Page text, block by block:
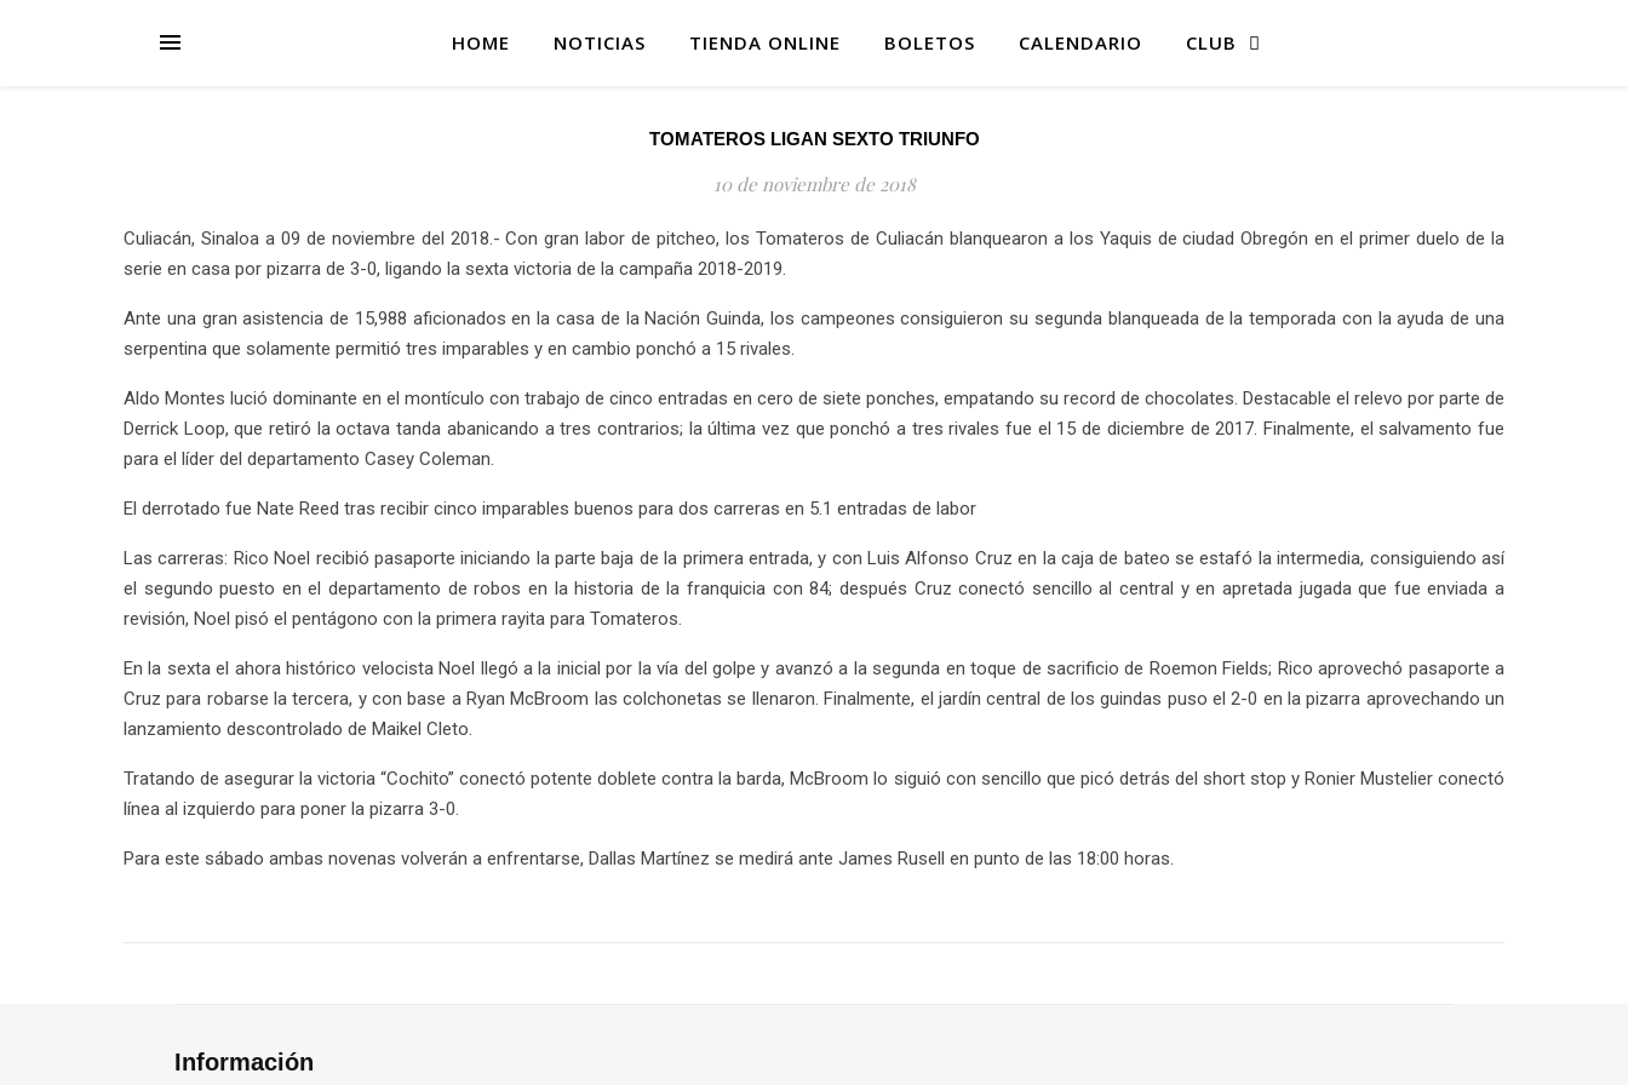
HOME NOTICIAS TIENDA ONLINE BOLETOS CALENDARIO CLUB
TOMATEROS LIGAN SEXTO TRIUNFO
10 de noviembre de 2018
Culiacán, Sinaloa a 09 de noviembre del 2018.- Con gran labor de pitcheo, los Tomateros de Culiacán blanquearon a los Yaquis de ciudad Obregón en el primer duelo de la
serie en casa por pizarra de 3-0, ligando la sexta victoria de la campaña 2018-2019.
Ante una gran asistencia de 15,988 aficionados en la casa de la Nación Guinda, los campeones consiguieron su segunda blanqueada de la temporada con la ayuda de una
serpentina que solamente permitió tres imparables y en cambio ponchó a 15 rivales.
Aldo Montes lució dominante en el montículo con trabajo de cinco entradas en cero de siete ponches, empatando su record de chocolates. Destacable el relevo por parte de
Derrick Loop, que retiró la octava tanda abanicando a tres contrarios; la última vez que ponchó a tres rivales fue el 15 de diciembre de 2017. Finalmente, el salvamento fue
para el líder del departamento Casey Coleman.
El derrotado fue Nate Reed tras recibir cinco imparables buenos para dos carreras en 5.1 entradas de labor
Las carreras: Rico Noel recibió pasaporte iniciando la parte baja de la primera entrada, y con Luis Alfonso Cruz en la caja de bateo se estafó la intermedia, consiguiendo así
el segundo puesto en el departamento de robos en la historia de la franquicia con 84; después Cruz conectó sencillo al central y en apretada jugada que fue enviada a
revisión, Noel pisó el pentágono con la primera rayita para Tomateros.
En la sexta el ahora histórico velocista Noel llegó a la inicial por la vía del golpe y avanzó a la segunda en toque de sacrificio de Roemon Fields; Rico aprovechó pasaporte a
Cruz para robarse la tercera, y con base a Ryan McBroom las colchonetas se llenaron. Finalmente, el jardín central de los guindas puso el 2-0 en la pizarra aprovechando un
lanzamiento descontrolado de Maikel Cleto.
Tratando de asegurar la victoria “Cochito” conectó potente doblete contra la barda, McBroom lo siguió con sencillo que picó detrás del short stop y Ronier Mustelier conectó
línea al izquierdo para poner la pizarra 3-0.
Para este sábado ambas novenas volverán a enfrentarse, Dallas Martínez se medirá ante James Rusell en punto de las 18:00 horas.
Información